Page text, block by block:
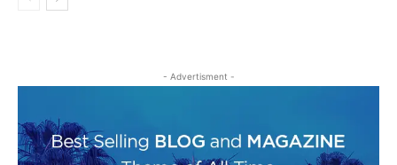
- Advertisment -